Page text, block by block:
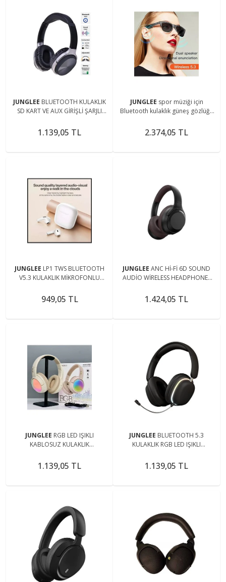
JUNGLEE BLUETOOTH KULAKLIK
SD KART VE AUX GİRİŞLİ ŞARJLI
MİKROFONLU FM RADYOLU
SUPER BASS
1.139,05 TL
JUNGLEE spor müziği için
Bluetooth kulaklık güneş gözlüğü
hoparlör gözlük
2.374,05 TL
JUNGLEE LP1 TWS BLUETOOTH
V5.3 KULAKLIK MİKROFONLU
KULAKLIK
949,05 TL
JUNGLEE ANC Hİ-Fİ 6D SOUND
AUDİO WİRELESS HEADPHONES
KULAKLIK
1.424,05 TL
JUNGLEE RGB LED IŞIKLI
KABLOSUZ KULAKLIK
WİRELESS HEADPHONES
MİKROFONLU
1.139,05 TL
JUNGLEE BLUETOOTH 5.3
KULAKLIK RGB LED IŞIKLI
OYUN MÜZİK FİLM İÇİN ŞARJLI
KULAKLIK
1.139,05 TL